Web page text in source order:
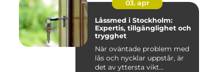
03. apr
Låssmed i Stockholm:
Expertis, tillgänglighet och
trygghet
När oväntade problem med
lås och nycklar uppstår, är
det av yttersta vikt...